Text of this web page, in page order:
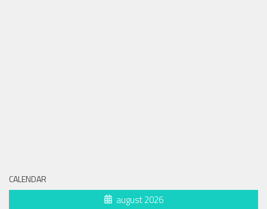
CALENDAR
august 2026